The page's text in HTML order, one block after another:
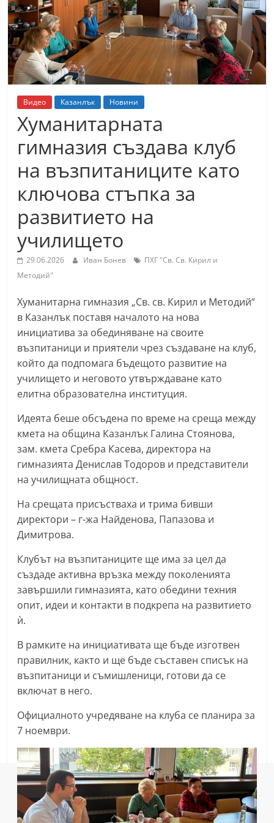
К
а
з
а
н
ъ
к
и
б
л
а
с
т
а
р
а
З
а
о
р
а
–
a
z
n
l
a
k
i
n
f
o
,
a
z
a
n
Видео Казанлък Новини
Хуманитарната
гимназия създава клуб
на възпитаниците като
ключова стъпка за
развитието на
училището
29.06.2026 Иван Бонев
ПХГ "Св. Св. Кирил и
Методий"
Хуманитарна гимназия „Св. св. Кирил и Методий“
в Казанлък поставя началото на нова
инициатива за обединяване на своите
възпитаници и приятели чрез създаване на клуб,
който да подпомага бъдещото развитие на
училището и неговото утвърждаване като
елитна образователна институция.
Идеята беше обсъдена по време на среща между
кмета на община Казанлък Галина Стоянова,
зам. кмета Сребра Касева, директора на
гимназията Денислав Тодоров и представители
на училищната общност.
На срещата присъстваха и трима бивши
директори – г-жа Найденова, Папазова и
Димитрова.
Клубът на възпитаниците ще има за цел да
създаде активна връзка между поколенията
завършили гимназията, като обедини техния
опит, идеи и контакти в подкрепа на развитието
ѝ.
В рамките на инициативата ще бъде изготвен
правилник, както и ще бъде съставен списък на
възпитаници и съмишленици, готови да се
включат в него.
Официалното учредяване на клуба се планира за
7 ноември.